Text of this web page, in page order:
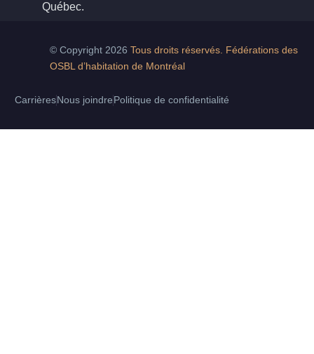
Québec.
© Copyright 2026 Tous droits réservés. Fédérations des
OSBL d’habitation de Montréal
Carrières Nous joindre Politique de confidentialité